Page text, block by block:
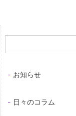
お知らせ
日々のコラム